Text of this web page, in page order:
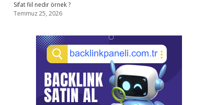
Sifat fiil nedir örnek ?
Temmuz 25, 2026